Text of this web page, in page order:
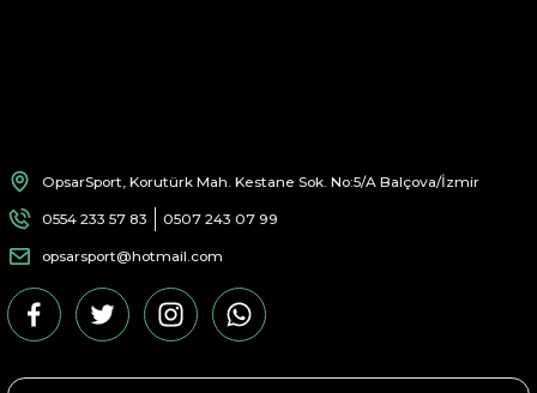
OpsarSport, Korutürk Mah. Kestane Sok. No:5/A Balçova/İzmir
0554 233 57 83 0507 243 07 99
opsarsport@hotmail.com